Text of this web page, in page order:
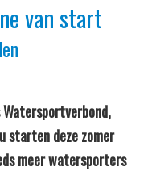
van start
starten deze zomer
meer watersporters